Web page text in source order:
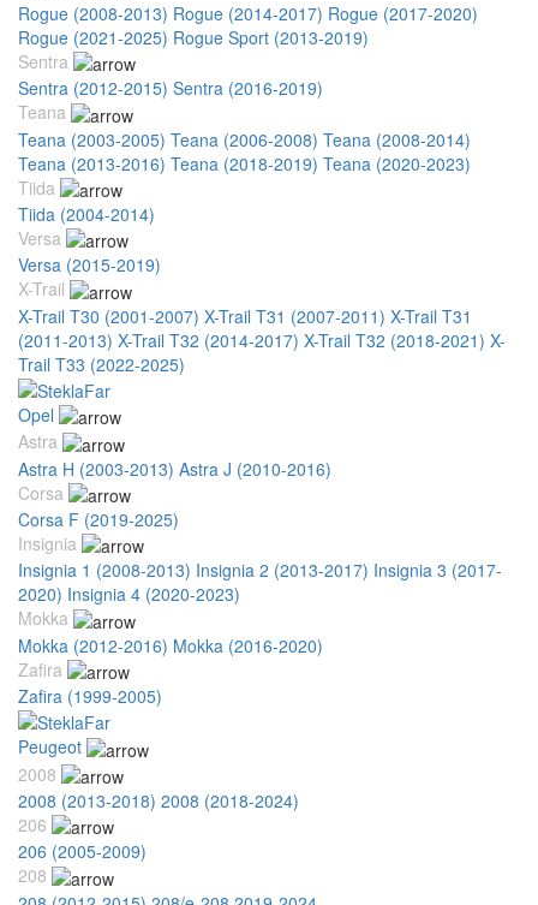
Rogue (2008-2013) Rogue (2014-2017) Rogue (2017-2020)
Rogue (2021-2025) Rogue Sport (2013-2019)
Sentra
Sentra (2012-2015) Sentra (2016-2019)
Teana
Teana (2003-2005) Teana (2006-2008) Teana (2008-2014)
Teana (2013-2016) Teana (2018-2019) Teana (2020-2023)
Tiida
Tiida (2004-2014)
Versa
Versa (2015-2019)
X-Trail
X-Trail T30 (2001-2007) X-Trail T31 (2007-2011) X-Trail T31
(2011-2013) X-Trail T32 (2014-2017) X-Trail T32 (2018-2021) X-
Trail T33 (2022-2025)
Opel
Astra
Astra H (2003-2013) Astra J (2010-2016)
Corsa
Corsa F (2019-2025)
Insignia
Insignia 1 (2008-2013) Insignia 2 (2013-2017) Insignia 3 (2017-
2020) Insignia 4 (2020-2023)
Mokka
Mokka (2012-2016) Mokka (2016-2020)
Zafira
Zafira (1999-2005)
Peugeot
2008
2008 (2013-2018) 2008 (2018-2024)
206
206 (2005-2009)
208